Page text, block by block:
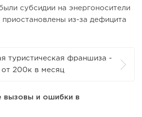
субсидии на энергоносители
приостановлены из-за дефицита
туристическая франшиза -
от 200к в месяц
вызовы и ошибки в